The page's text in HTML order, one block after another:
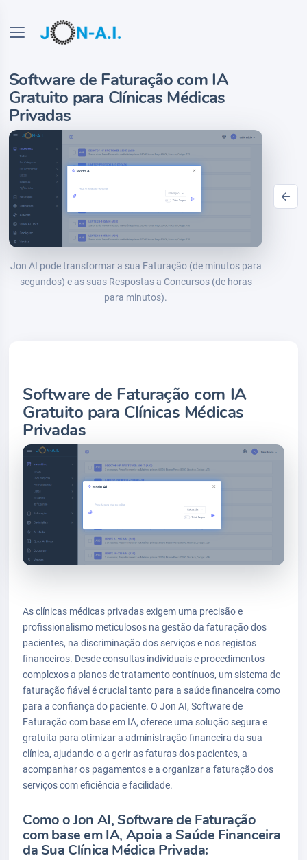
Software de Faturação com IA
Gratuito para Clínicas Médicas
Privadas
Jon AI pode transformar a sua Faturação (de minutos para
segundos) e as suas Respostas a Concursos (de horas
para minutos).
Software de Faturação com IA
Gratuito para Clínicas Médicas
Privadas
As clínicas médicas privadas exigem uma precisão e
profissionalismo meticulosos na gestão da faturação dos
pacientes, na discriminação dos serviços e nos registos
financeiros. Desde consultas individuais e procedimentos
complexos a planos de tratamento contínuos, um sistema de
faturação fiável é crucial tanto para a saúde financeira como
para a confiança do paciente. O Jon AI, Software de
Faturação com base em IA, oferece uma solução segura e
gratuita para otimizar a administração financeira da sua
clínica, ajudando-o a gerir as faturas dos pacientes, a
acompanhar os pagamentos e a organizar a faturação dos
serviços com eficiência e facilidade.
Como o Jon AI, Software de Faturação
com base em IA, Apoia a Saúde Financeira
da Sua Clínica Médica Privada: